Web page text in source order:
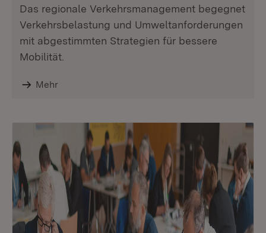
Das regionale Verkehrsmanagement begegnet
Verkehrsbelastung und Umweltanforderungen
mit abgestimmten Strategien für bessere
Mobilität.
Mehr